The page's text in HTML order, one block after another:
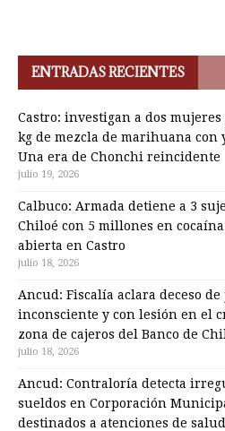
ENTRADAS RECIENTES
Castro: investigan a dos
kg de mezcla de marihuana con
Una era de Chonchi reincidente
julio 19, 2026
Calbuco: Armada detiene a 3
Chiloé con 5 millones en
abierta en Castro
julio 18, 2026
Ancud: Fiscalía aclara deceso
inconsciente y con lesión en el
zona de cajeros del Banco de
julio 18, 2026
Ancud: Contraloría detecta
sueldos en Corporación
destinados a atenciones de salud